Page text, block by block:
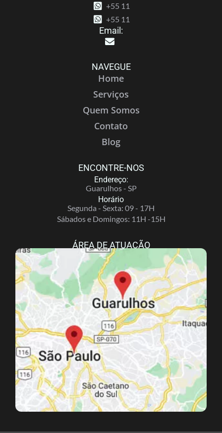
+55 11
+55 11
Email:
NAVEGUE
Home
Serviços
Quem Somos
Contato
Blog
ENCONTRE-NOS
Endereço:
Guarulhos - SP
Horário
Segunda - Sexta: 09 - 17H
Sábados e Domingos: 11H -15H
ÁREA DE ATUAÇÃO